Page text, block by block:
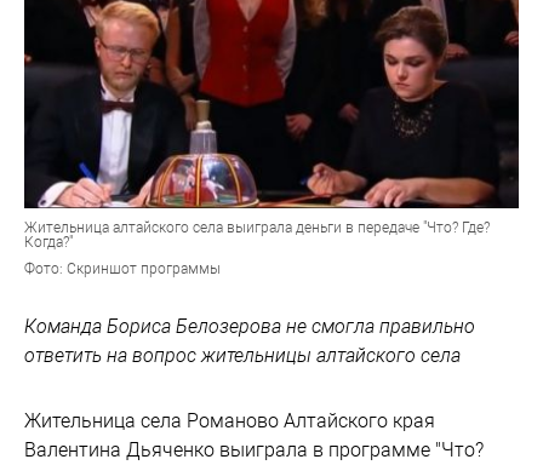
Жительница алтайского села выиграла деньги в передаче "Что? Где?
Когда?"
Фото: Скриншот программы
Команда Бориса Белозерова не смогла правильно
ответить на вопрос жительницы алтайского села
Жительница села Романово Алтайского края
Валентина Дьяченко выиграла в программе "Что?